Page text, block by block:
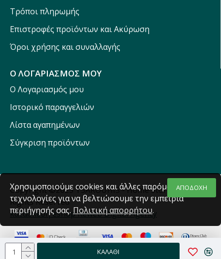
ΚΑΛΆΘΙ
Τρόποι πληρωμής
Επιστροφές προϊόντων και Ακύρωση
Όροι χρήσης και συναλλαγής
Ο ΛΟΓΑΡΙΑΣΜΟΣ ΜΟΥ
Ο Λογαριασμός μου
Ιστορικό παραγγελιών
Λίστα αγαπημένων
Σύγκριση προϊόντων
Copyright ©2025 TSAROUHIS - Home Stores - All
Rights Reserved
κατασκευή eshop Reweb Digital Agency
ΑΠΟΔΟΧΗ
Χρησιμοποιούμε cookies και άλλες παρόμοιες
τεχνολογίες για να βελτιώσουμε την εμπειρία
περιήγησής σας.Πολιτική απορρήτου.